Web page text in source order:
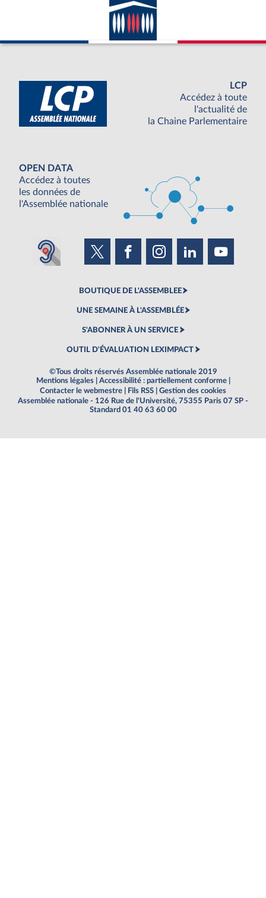
LCP
Accédez à toute
l'actualité de
la Chaine Parlementaire
OPEN DATA
Accédez à toutes
les données de
l'Assemblée nationale
BOUTIQUE DE L'ASSEMBLEE
UNE SEMAINE À L'ASSEMBLÉE
S'ABONNER À UN SERVICE
OUTIL D'ÉVALUATION LEXIMPACT
©Tous droits réservés Assemblée nationale 2019
Mentions légales
Accessibilité : partiellement conforme
Contacter le webmestre
Fils RSS
Gestion des cookies
Assemblée nationale - 126 Rue de l'Université, 75355 Paris 07 SP -
Standard 01 40 63 60 00